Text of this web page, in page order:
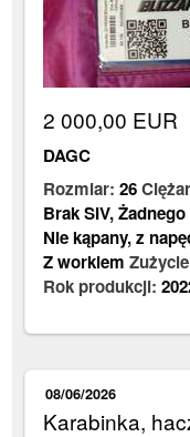
2 000,00 EUR
DAGC
Rozmiar:26
Brak SIV,
Nie kąpany,z
Z workiem
Rok produkcji:
08/06/2026
Karabinka,